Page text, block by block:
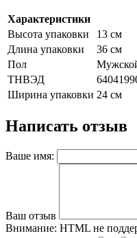
Характеристики
Высота упаковки
13 см
Длина упаковки
36 см
Пол
ТНВЭД
Ширина упаковки 24 см
Написать отзыв
Ваше имя:
Ваш отзыв
Внимание: HTML не